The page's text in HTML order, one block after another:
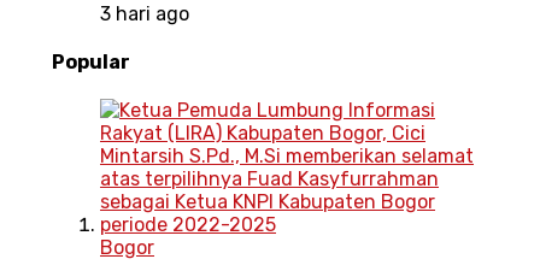
3 hari ago
Popular
Bogor